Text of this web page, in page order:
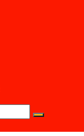
Search
for